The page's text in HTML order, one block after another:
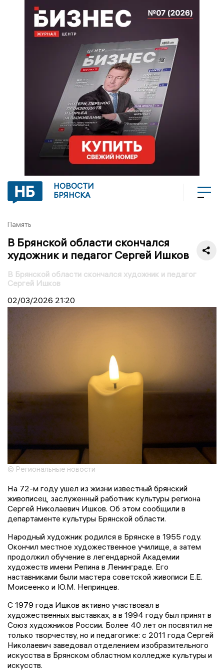
НОВОСТИ
БРЯНСКА
Память
В Брянской области скончался
художник и педагог Сергей Ишков
В Брянской области скончался художник и педагог
Сергей Ишков
02/03/2026 21:20
© Региональные новости
На 72-м году ушел из жизни известный брянский
живописец, заслуженный работник культуры региона
Сергей Николаевич Ишков. Об этом сообщили в
департаменте культуры Брянской области.
Народный художник родился в Брянске в 1955 году.
Окончил местное художественное училище, а затем
продолжил обучение в легендарной Академии
художеств имени Репина в Ленинграде. Его
наставниками были мастера советской живописи Е.Е.
Моисеенко и Ю.М. Непринцев.
С 1979 года Ишков активно участвовал в
художественных выставках, а в 1994 году был принят в
Союз художников России. Более 40 лет он посвятил не
только творчеству, но и педагогике: с 2011 года Сергей
Николаевич заведовал отделением изобразительного
искусства в Брянском областном колледже культуры и
искусств.